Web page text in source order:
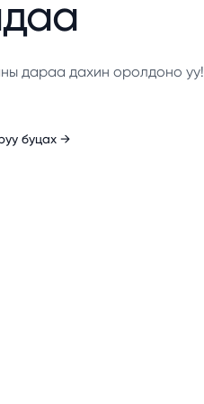
дараа дахин оролдоно уу!
буцах →